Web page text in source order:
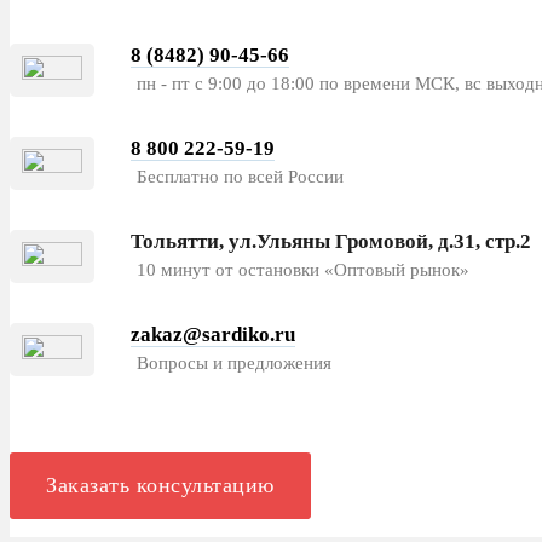
8 (8482) 90-45-66
пн - пт с 9:00 до 18:00 по времени МСК, вс
8 800 222-59-19
Бесплатно по всей России
Тольятти, ул.Ульяны Громовой, д.31, стр.2
10 минут от остановки «Оптовый рынок»
zakaz@sardiko.ru
Вопросы и предложения
Заказать консультацию